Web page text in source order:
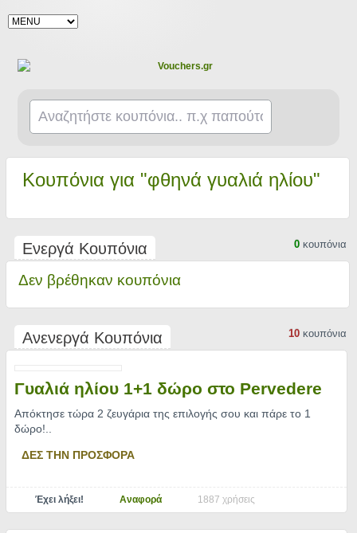
Κουπόνια για "φθηνά γυαλιά ηλίου"
Ενεργά Κουπόνια 0κουπόνια
Δεν βρέθηκαν κουπόνια
Ανενεργά Κουπόνια 10κουπόνια
Γυαλιά ηλίου 1+1 δώρο στο Pervedere
Απόκτησε τώρα 2 ζευγάρια της επιλογής σου και πάρε το 1
δώρο!
ΔΕΣ ΤΗΝ ΠΡΟΣΦΟΡΑ
Έχει λήξει! Αναφορά 1887 χρήσεις